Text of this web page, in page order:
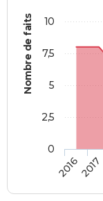
Nombre de faits
20162017
0
2,5
5
7,5
10